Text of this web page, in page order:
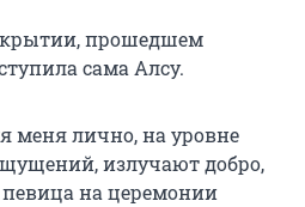
прошедшем
сама Алсу.
меня лично, на уровне
излучают добро,
певица на церемонии